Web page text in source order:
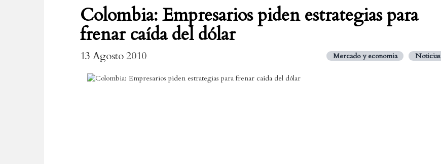
Colombia: Empresarios piden estrategias para
frenar caída del dólar
13 Agosto 2010 Mercado y economia Noticias